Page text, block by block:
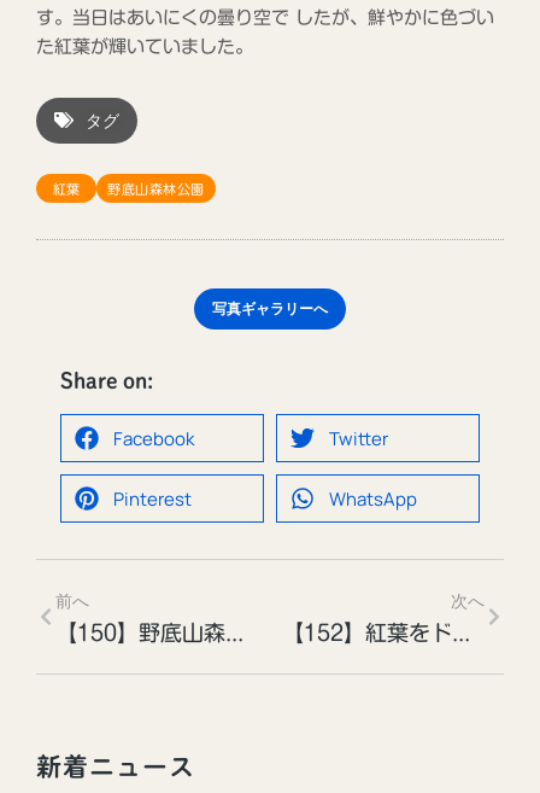
す。当日はあいにくの曇り空で したが、鮮やかに色づい
た紅葉が輝いていました。
タグ
紅葉 野底山森林公園
写真ギャラリーへ
Share on:
Facebook Twitter
Pinterest WhatsApp
前へ 次へ
新着ニュース